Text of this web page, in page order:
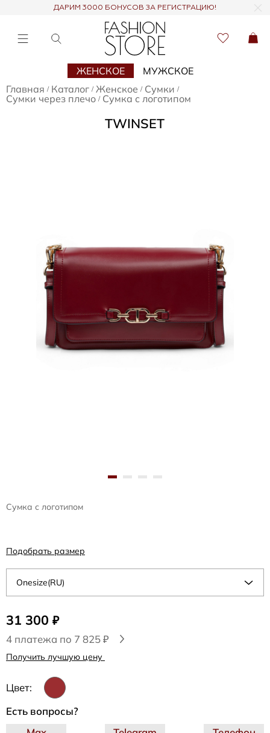
ДАРИМ 3000 БОНУСОВ ЗА РЕГИСТРАЦИЮ!
ЖЕНСКОЕ
МУЖСКОЕ
Главная / Каталог / Женское / Сумки /
Сумки через плечо / Сумка с логотипом
TWINSET
Сумка с логотипом
31 300 ₽
4 платежа по 7 825 ₽
Получить лучшую цену
Цвет:
Onesize(RU)
Подобрать размер
Есть вопросы?